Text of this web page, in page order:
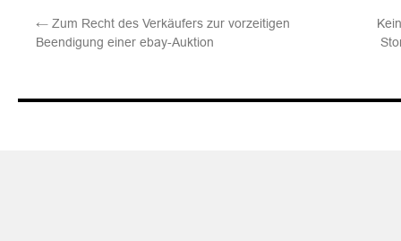
← Zum Recht des Verkäufers zur vorzeitigen
Beendigung einer ebay-Auktion